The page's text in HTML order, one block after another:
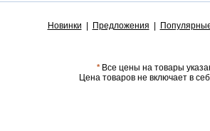
Новинки Предложения
* Все цены на товары
Цена товаров не включает в